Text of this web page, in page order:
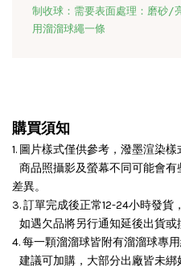
制收球：需要表面處理：磨砂/
用溜溜球繩一條
購買須知
1. 圖片樣式僅供參考，潑墨渲染樣
商品照攝影及螢幕不同可能會
差異。
3. 訂單完成後正常12-24小時發貨，
如遇欠品將另行通知延後出貨或
4. 每一顆溜溜球皆附有溜溜球專
建議可加購，大部分出廠皆未綁